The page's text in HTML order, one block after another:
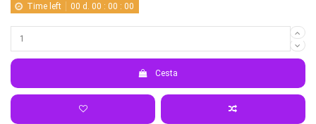
Time left 00 d. 00 :00 :00
Cesta